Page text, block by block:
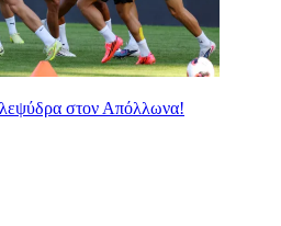
στον Απόλλωνα!